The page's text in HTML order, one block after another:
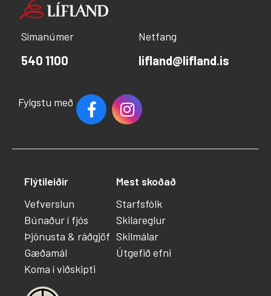
Símanúmer
540 1100
Netfang
lifland@lifland.is
Fylgstu með
Flýtileiðir
Vefverslun
Búnaður í fjós
Þjónusta & ráðgjöf
Gæðamál
Koma í viðskipti
Mest skoðað
Starfsfólk
Skilareglur
Skilmálar
Útgefið efni